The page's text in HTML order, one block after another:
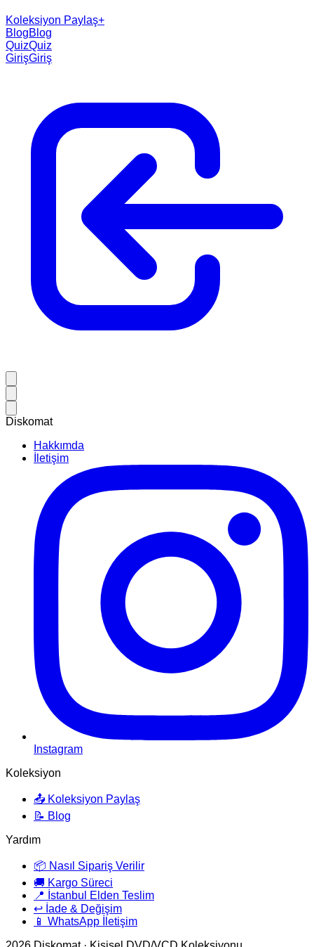
Koleksiyon Paylaş+
BlogBlog
QuizQuiz
GirişGiriş
Diskomat
Hakkımda
İletişim
Instagram
Koleksiyon
📤 Koleksiyon Paylaş
📝 Blog
Yardım
📦 Nasıl Sipariş Verilir
🚚 Kargo Süreci
📍 İstanbul Elden Teslim
↩️ İade & Değişim
📱 WhatsApp İletişim